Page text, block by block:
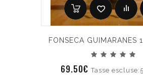
FONSECA GUIMARANES
69.50€Tasse